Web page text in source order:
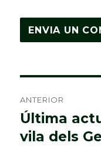
d'entrades
ANTERIOR
Entrada
anterior:
Última
vila dels